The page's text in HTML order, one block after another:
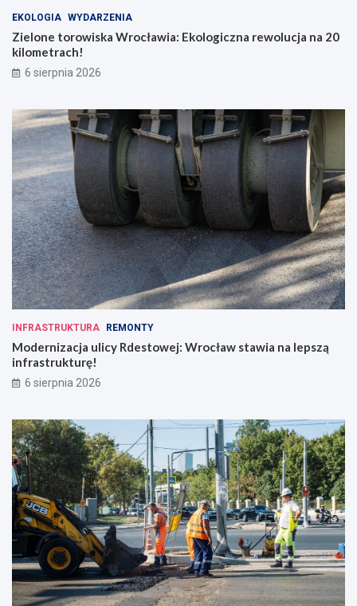
EKOLOGIA WYDARZENIA
Zielone torowiska Wrocławia: Ekologiczna rewolucja na 20
kilometrach!
6 sierpnia 2026
INFRASTRUKTURA REMONTY
Modernizacja ulicy Rdestowej: Wrocław stawia na lepszą
infrastrukturę!
6 sierpnia 2026